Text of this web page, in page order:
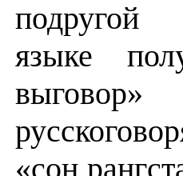
подругой
языке
«сон